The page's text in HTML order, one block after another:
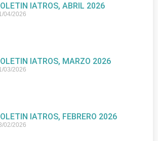
IATROS, ABRIL 2026
04/2026
IATROS, MARZO 2026
03/2026
IATROS, FEBRERO 2026
02/2026